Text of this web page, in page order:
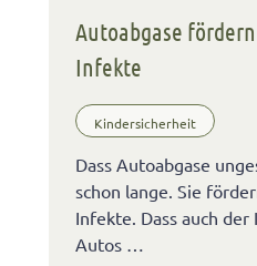
Autoabgase
Infekte
Kindersicherheit
Dass Autoabgase
schon lange. Sie
Infekte. Dass auch
Autos …